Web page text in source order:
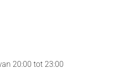
20:00 tot 23:00